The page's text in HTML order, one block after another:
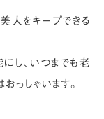
人をキープできる
し、いつまでも老
っしゃいます。